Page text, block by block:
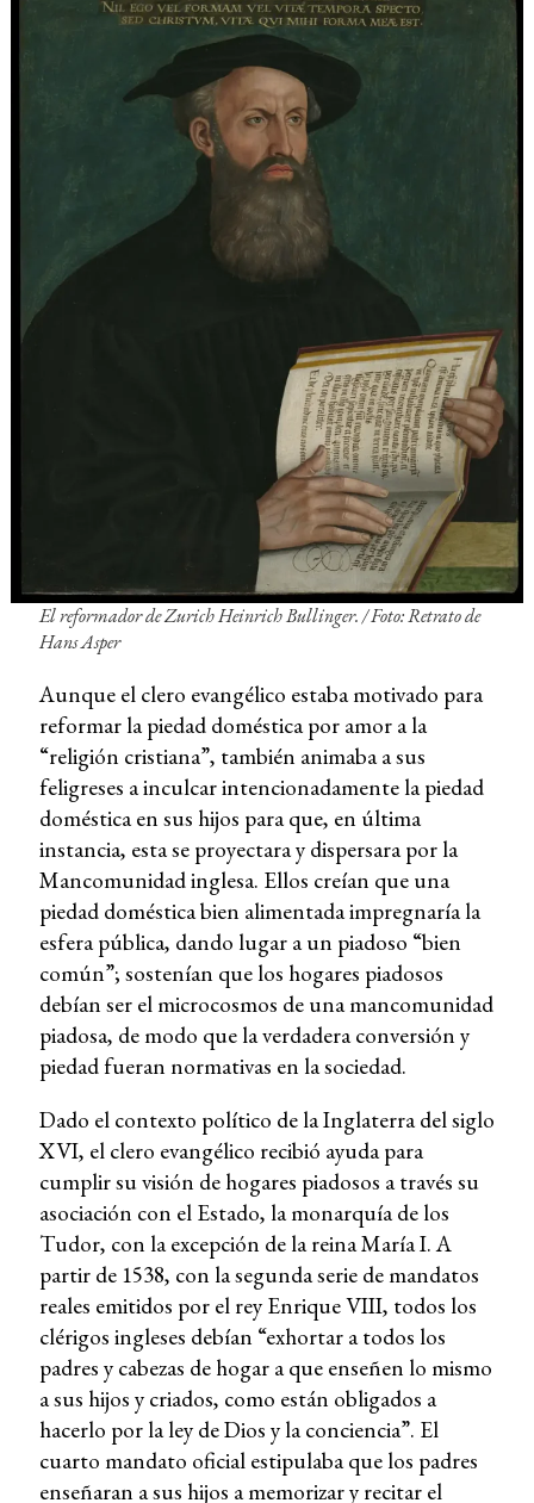
El reformador de Zurich Heinrich Bullinger. /Foto: Retrato de
Hans Asper
Aunque el clero evangélico estaba motivado para
reformar la piedad doméstica por amor a la
“religión cristiana”, también animaba a sus
feligreses a inculcar intencionadamente la piedad
doméstica en sus hijos para que, en última
instancia, esta se proyectara y dispersara por la
Mancomunidad inglesa. Ellos creían que una
piedad doméstica bien alimentada impregnaría la
esfera pública, dando lugar a un piadoso “bien
común”; sostenían que los hogares piadosos
debían ser el microcosmos de una mancomunidad
piadosa, de modo que la verdadera conversión y
piedad fueran normativas en la sociedad.
Dado el contexto político de la Inglaterra del siglo
XVI, el clero evangélico recibió ayuda para
cumplir su visión de hogares piadosos a través su
asociación con el Estado, la monarquía de los
Tudor, con la excepción de la reina María I. A
partir de 1538, con la segunda serie de mandatos
reales emitidos por el rey Enrique VIII, todos los
clérigos ingleses debían “exhortar a todos los
padres y cabezas de hogar a que enseñen lo mismo
a sus hijos y criados, como están obligados a
hacerlo por la ley de Dios y la conciencia”. El
cuarto mandato oficial estipulaba que los padres
enseñaran a sus hijos a memorizar y recitar el